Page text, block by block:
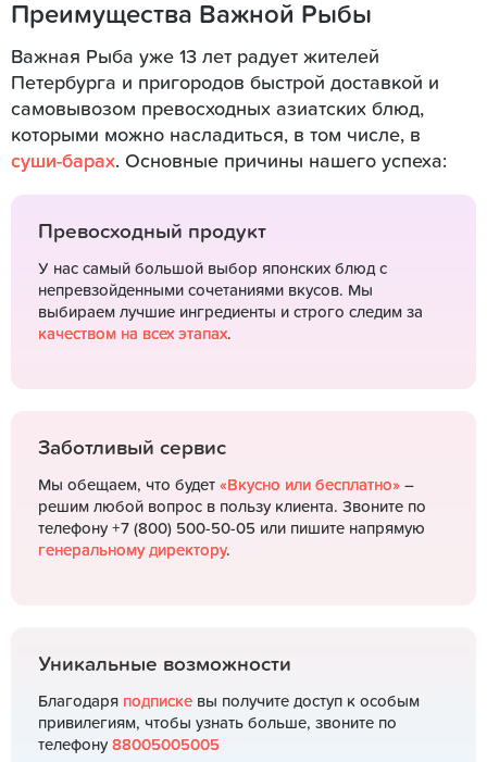
Преимущества Важной Рыбы
Важная Рыба уже 13 лет радует жителей
Петербурга и пригородов быстрой доставкой и
самовывозом превосходных азиатских блюд,
которыми можно насладиться, в том числе, в
суши-барах. Основные причины нашего успеха:
Превосходный продукт
У нас самый большой выбор японских блюд с
непревзойденными сочетаниями вкусов. Мы
выбираем лучшие ингредиенты и строго следим за
качеством на всех этапах.
Заботливый сервис
Мы обещаем, что будет «Вкусно или бесплатно» –
решим любой вопрос в пользу клиента. Звоните по
телефону +7 (800) 500-50-05 или пишите напрямую
генеральному директору.
Уникальные возможности
Благодаря подписке вы получите доступ к особым
привилегиям, чтобы узнать больше, звоните по
телефону 88005005005